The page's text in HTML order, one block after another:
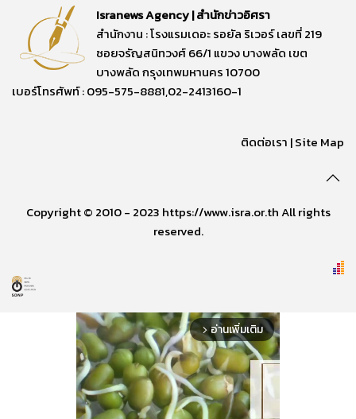
Isranews Agency | สำนักข่าวอิศรา
สำนักงาน : โรงแรมเดอะ รอยัล ริเวอร์ เลขที่ 219
ซอยจรัญสนิทวงศ์ 66/1 แขวง บางพลัด เขต
บางพลัด กรุงเทพมหานคร 10700
เบอร์โทรศัพท์ : 095-575-8881,02-2413160-1
ติดต่อเรา |Site Map
Copyright © 2010 - 2023 https://www.isra.or.th All rights
reserved.
arrow_forward_ios อ่านเพิ่มเติม